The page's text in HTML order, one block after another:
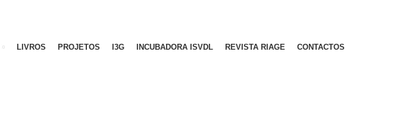
LIVROS PROJETOS I3G INCUBADORA ISVDL REVISTA RIAGE CONTACTOS